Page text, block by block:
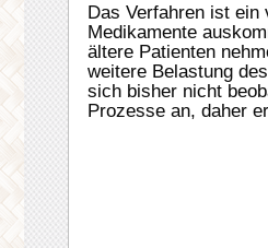
Das Verfahren ist ein
Medikamente
ältere Patienten
weitere Belastung
sich bisher nicht
Prozesse an, daher